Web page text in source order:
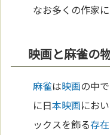
なお多くの作家に
映画と麻雀の
麻雀は映画の中
に日本映画にお
ックスを飾る存在